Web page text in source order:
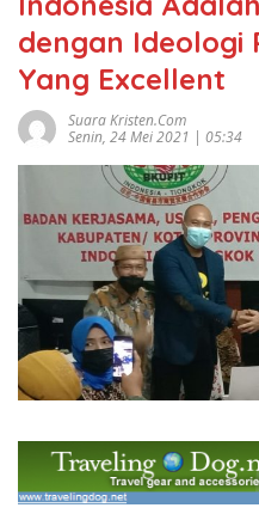
dengan Ideologi
Yang Excellent
Suara Kristen.com
Senin, 24 Mei 2021 | 05:34